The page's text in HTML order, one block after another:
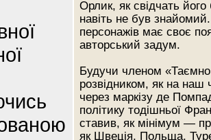
Орлик, як свідчать
навіть не був
персонажів має своє
авторський задум.
Будучи членом
розвідником, як на
через маркізу де
політику тодішньої
ставив, як мінімум —
як Швеція, Польща,